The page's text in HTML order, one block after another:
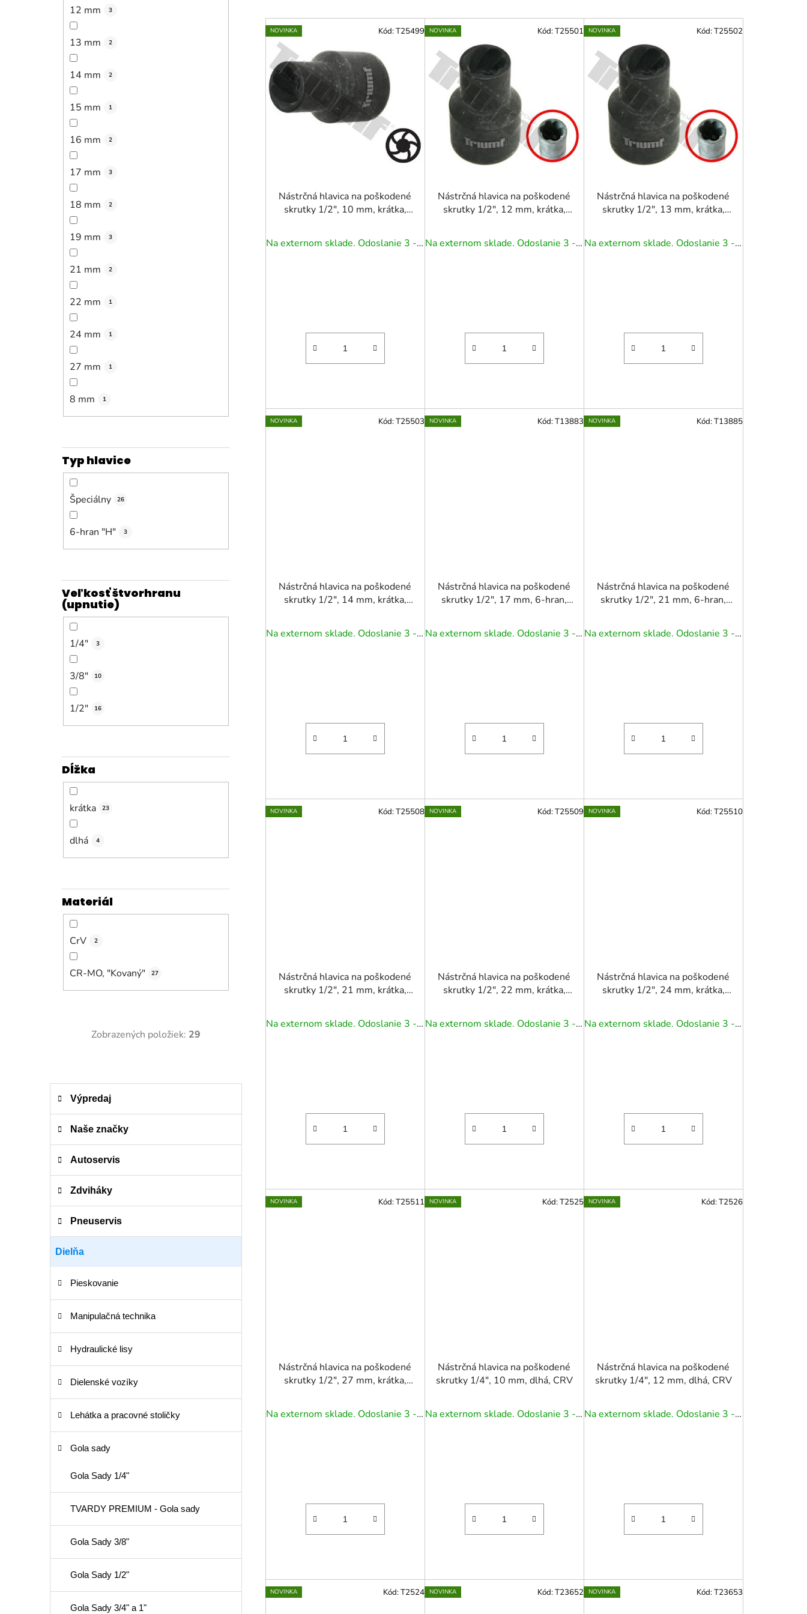
12 mm 3
13 mm 2
14 mm 2
15 mm 1
16 mm 2
17 mm 3
18 mm 2
19 mm 3
21 mm 2
22 mm 1
24 mm 1
27 mm 1
8 mm 1
Typ hlavice
Špeciálny 26
6-hran "H" 3
Veľkosť štvorhranu
(upnutie)
1/4" 3
3/8" 10
1/2" 16
Dĺžka
krátka 23
dlhá 4
Materiál
CrV 2
CR-MO, "Kovaný" 27
Zobrazených položiek: 29
kategórie
K
t
g
Výpredaj
Naše značky
Autoservis
Zdviháky
Pneuservis
Dielňa
Pieskovanie
Manipulačná technika
Hydraulické lisy
Dielenské vozíky
Lehátka a pracovné stoličky
Gola sady
Gola Sady 1/4"
TVARDY PREMIUM - Gola sady
Gola Sady 3/8"
Gola Sady 1/2"
Gola Sady 3/4" a 1"
e
n
i
e
p
o
d
u
o
v
V
ý
p
s
p
NOVINKA
Nástrčná hlavica na poškodené
skrutky 1/2", 10 mm, krátka,
Na externom sklade. Odoslanie 3 - 5 prac. dní.
Kód:T25499 NOVINKA
Nástrčná hlavica na poškodené
skrutky 1/2", 12 mm, krátka,
Na externom sklade. Odoslanie 3 - 5 prac. dní.
Kód:T25501 NOVINKA
Nástrčná hlavica na poškodené
skrutky 1/2", 13 mm, krátka,
Na externom sklade. Odoslanie 3 - 5 prac. dní.
Kód:T25502
NOVINKA
Nástrčná hlavica na poškodené
skrutky 1/2", 14 mm, krátka,
Na externom sklade. Odoslanie 3 - 5 prac. dní.
Kód:T25503 NOVINKA
Nástrčná hlavica na poškodené
skrutky 1/2", 17 mm, 6-hran,
Na externom sklade. Odoslanie 3 - 5 prac. dní.
Kód:T13883 NOVINKA
Nástrčná hlavica na poškodené
skrutky 1/2", 21 mm, 6-hran,
Na externom sklade. Odoslanie 3 - 5 prac. dní.
Kód:T13885
NOVINKA
Nástrčná hlavica na poškodené
skrutky 1/2", 21 mm, krátka,
Na externom sklade. Odoslanie 3 - 5 prac. dní.
Kód:T25508 NOVINKA
Nástrčná hlavica na poškodené
skrutky 1/2", 22 mm, krátka,
Na externom sklade. Odoslanie 3 - 5 prac. dní.
Kód:T25509 NOVINKA
Nástrčná hlavica na poškodené
skrutky 1/2", 24 mm, krátka,
Na externom sklade. Odoslanie 3 - 5 prac. dní.
Kód:T25510
NOVINKA
Nástrčná hlavica na poškodené
skrutky 1/2", 27 mm, krátka,
Na externom sklade. Odoslanie 3 - 5 prac. dní.
Kód:T25511 NOVINKA
Nástrčná hlavica na poškodené
skrutky 1/4", 10 mm, dlhá, CRV
Na externom sklade. Odoslanie 3 - 5 prac. dní.
Kód:T2525 NOVINKA
Nástrčná hlavica na poškodené
skrutky 1/4", 12 mm, dlhá, CRV
Na externom sklade. Odoslanie 3 - 5 prac. dní.
Kód:T2526
NOVINKA Kód:T2524 NOVINKA Kód:T23652 NOVINKA Kód:T23653